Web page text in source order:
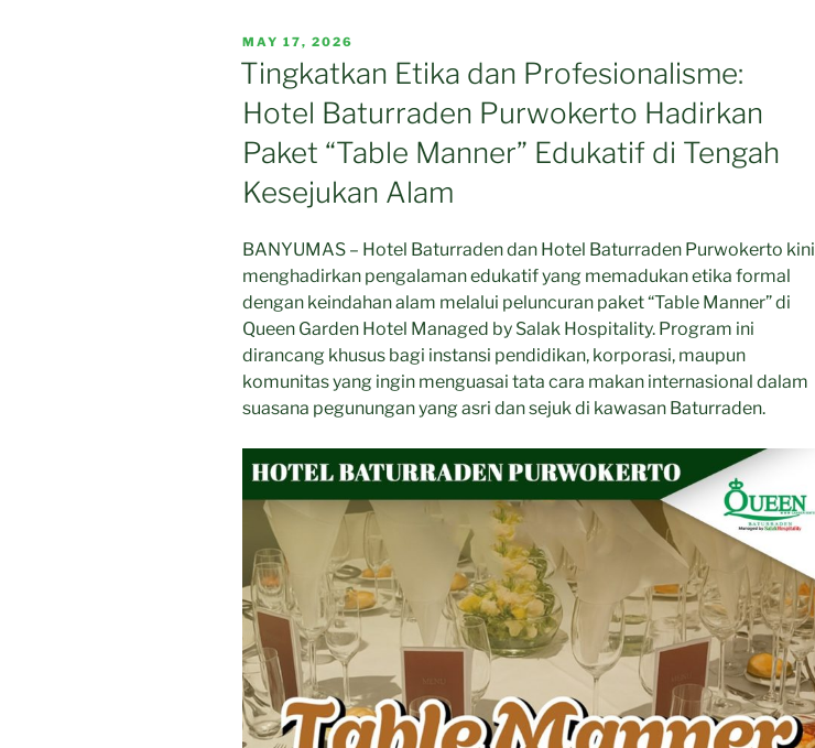
Baturraden
Purwokerto
Paket
“Tracking
Mulai
Rp50
Ribu”
POSTED
ON
MAY 17, 2026
Tingkatkan Etika dan Profesionalisme:
Hotel Baturraden Purwokerto Hadirkan
Paket “Table Manner” Edukatif di Tengah
Kesejukan Alam
BANYUMAS – Hotel Baturraden dan Hotel Baturraden Purwokerto kini
menghadirkan pengalaman edukatif yang memadukan etika formal
dengan keindahan alam melalui peluncuran paket “Table Manner” di
Queen Garden Hotel Managed by Salak Hospitality. Program ini
dirancang khusus bagi instansi pendidikan, korporasi, maupun
komunitas yang ingin menguasai tata cara makan internasional dalam
suasana pegunungan yang asri dan sejuk di kawasan Baturraden.